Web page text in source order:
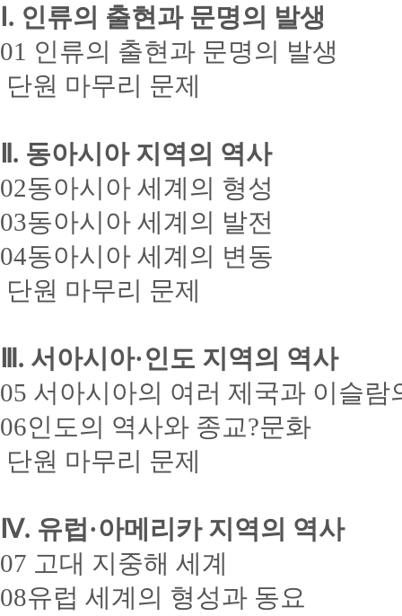
Ⅰ. 인류의 출현과 문명의 발생
01 인류의 출현과 문명의 발생
단원 마무리 문제
Ⅱ. 동아시아 지역의 역사
02동아시아 세계의 형성
03동아시아 세계의 발전
04동아시아 세계의 변동
단원 마무리 문제
Ⅲ. 서아시아·인도 지역의 역사
05 서아시아의 여러 제국과 이슬람
06인도의 역사와 종교?문화
단원 마무리 문제
Ⅳ. 유럽·아메리카 지역의 역사
07 고대 지중해 세계
08유럽 세계의 형성과 동요